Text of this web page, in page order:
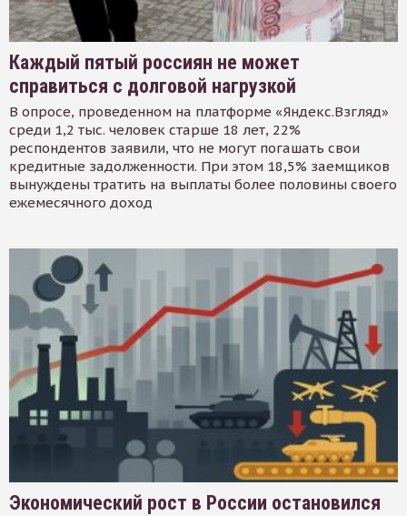
Каждый пятый россиян не может
справиться с долговой нагрузкой
В опросе, проведенном на платформе «Яндекс.Взгляд»
среди 1,2 тыс. человек старше 18 лет, 22%
респондентов заявили, что не могут погашать свои
кредитные задолженности. При этом 18,5% заемщиков
вынуждены тратить на выплаты более половины своего
ежемесячного доход
Экономический рост в России остановился